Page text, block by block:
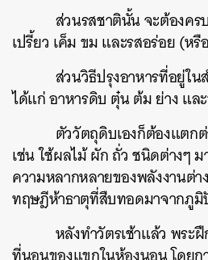
ส่วนรสชาตินั้น จะต้องค
เปรี้ยว เค็ม ขม และรสอร่อย (ห
ส่วนวิธีปรุงอาหารที่อยู่ใ
ได้แก่ อาหารดิบ ตุ๋น ต้ม ย่าง แล
ตัววัตถุดิบเองก็ต้องแตก
เช่น ใช้ผลไม้ ผัก ถั่ว ชนิดต่างๆ
ความหลากหลายของพลังงานต่
ทฤษฎีห้าธาตุที่สืบทอดมาจากภู
หลังทำวัตรเช้าแล้ว พระ